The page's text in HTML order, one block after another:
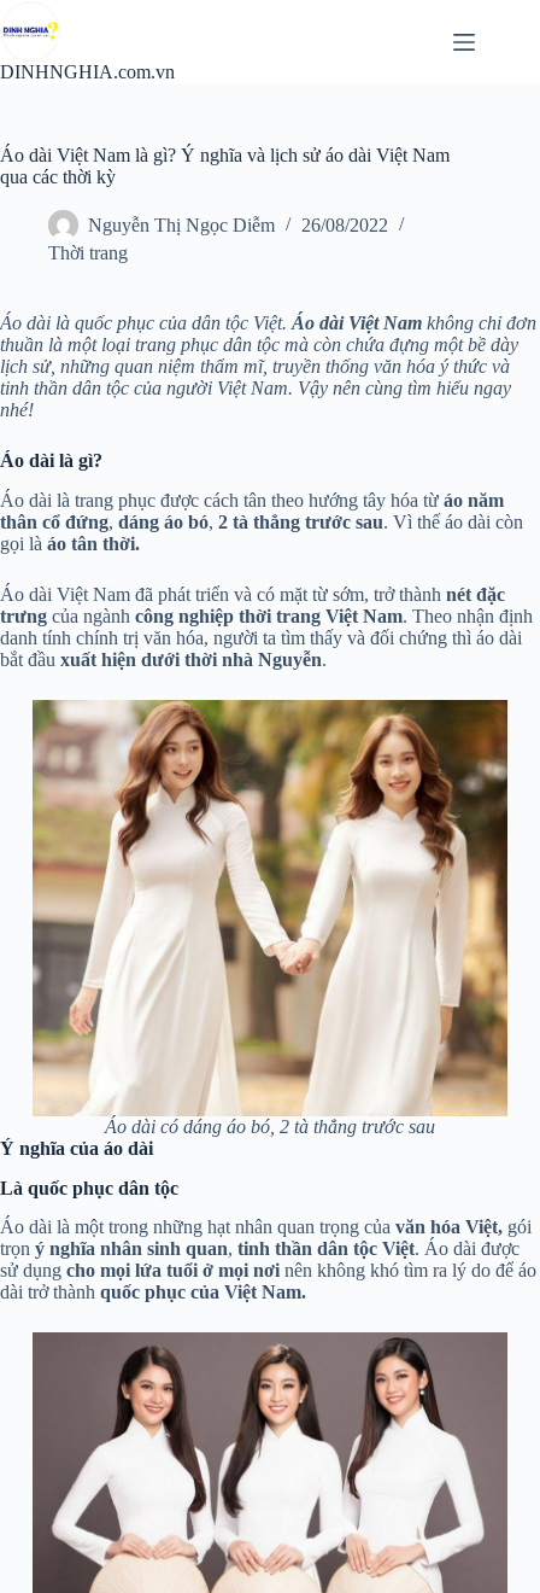
đến
nội
DINHNGHIA.com.vn
Áo dài Việt Nam là gì? Ý nghĩa và lịch sử áo dài Việt Nam
qua các thời kỳ
Nguyễn Thị Ngọc Diễm
26/08/2022
Thời trang
Áo dài là quốc phục của dân tộc Việt. Áo dài Việt Nam không chỉ đơn
thuần là một loại trang phục dân tộc mà còn chứa đựng một bề dày
lịch sử, những quan niệm thẩm mĩ, truyền thống văn hóa ý thức và
tinh thần dân tộc của người Việt Nam. Vậy nên cùng tìm hiểu ngay
nhé!
Áo dài là gì?
Áo dài là trang phục được cách tân theo hướng tây hóa từ áo năm
thân cổ đứng, dáng áo bó, 2 tà thẳng trước sau. Vì thế áo dài còn
gọi là áo tân thời.
Áo dài Việt Nam đã phát triển và có mặt từ sớm, trở thành nét đặc
trưng của ngành công nghiệp thời trang Việt Nam. Theo nhận định
danh tính chính trị văn hóa, người ta tìm thấy và đối chứng thì áo dài
bắt đầu xuất hiện dưới thời nhà Nguyễn.
Áo dài có dáng áo bó, 2 tà thẳng trước sau
Ý nghĩa của áo dài
Là quốc phục dân tộc
Áo dài là một trong những hạt nhân quan trọng của văn hóa Việt, gói
trọn ý nghĩa nhân sinh quan, tinh thần dân tộc Việt. Áo dài được
sử dụng cho mọi lứa tuổi ở mọi nơi nên không khó tìm ra lý do để áo
dài trở thành quốc phục của Việt Nam.